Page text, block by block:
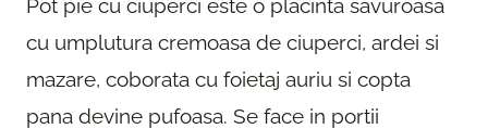
Pot pie cu ciuperci este o placinta savuroasa
cu umplutura cremoasa de ciuperci, ardei si
mazare, coborata cu foietaj auriu si copta
pana devine pufoasa. Se face in portii